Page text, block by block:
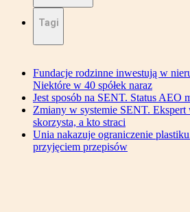
Tagi
Fundacje rodzinne inwestują w
Niektóre w 40 spółek naraz
Jest sposób na SENT. Status AEO
Zmiany w systemie SENT. Ekspert
skorzysta, a kto straci
Unia nakazuje ograniczenie
przyjęciem przepisów